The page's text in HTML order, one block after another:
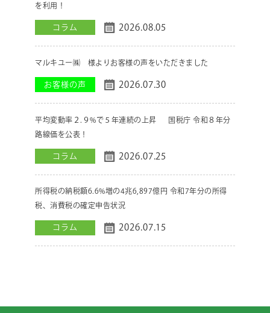
を利用！
コラム 2026.08.05
マルキユー㈱ 様よりお客様の声をいただきました
お客様の声 2026.07.30
平均変動率２.９%で５年連続の上昇 国税庁 令和８年分
路線価を公表！
コラム 2026.07.25
所得税の納税額6.6%増の4兆6,897億円 令和7年分の所得
税、消費税の確定申告状況
コラム 2026.07.15